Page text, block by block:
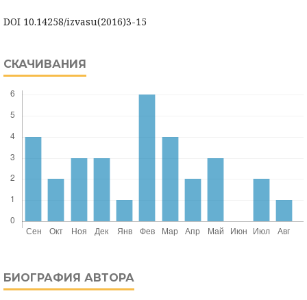
DOI 10.14258/izvasu(2016)3-15
СКАЧИВАНИЯ
БИОГРАФИЯ АВТОРА